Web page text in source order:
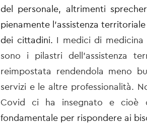
del personale, altrimenti
pienamente l’assistenza
dei cittadini. I medici di
sono i pilastri dell’assistenza
reimpostata rendendola meno
servizi e le altre professionalità.
Covid ci ha insegnato e cioè
fondamentale per rispondere ai